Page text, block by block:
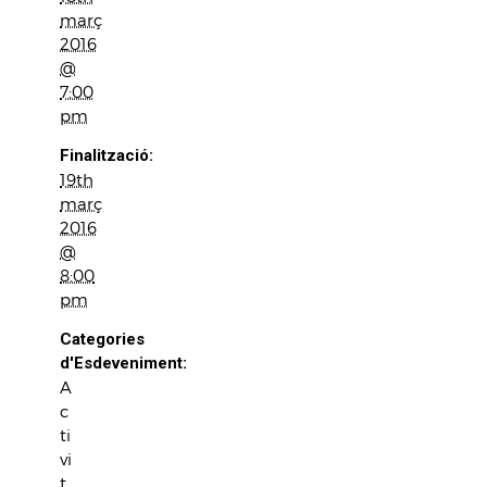
març
2016
@
7:00
pm
Finalització:
19th
març
2016
@
8:00
pm
Categories
d'Esdeveniment:
A
c
ti
vi